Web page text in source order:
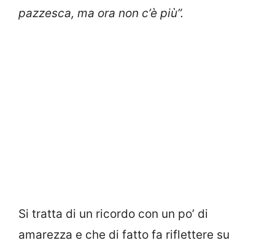
pazzesca, ma ora non c’è più”.
Si tratta di un ricordo con un po’ di
amarezza e che di fatto fa riflettere su